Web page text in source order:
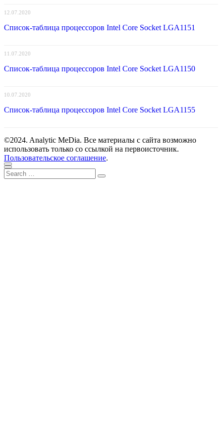
12.07.2020
Список-таблица процессоров Intel Core Socket LGA1151
11.07.2020
Список-таблица процессоров Intel Core Socket LGA1150
10.07.2020
Список-таблица процессоров Intel Core Socket LGA1155
©2024. Analytic MeDia. Все материалы с сайта возможно
использовать только со ссылкой на первоисточник.
Пользовательское соглашение.
Scroll
to
Close
Search
for:
Search